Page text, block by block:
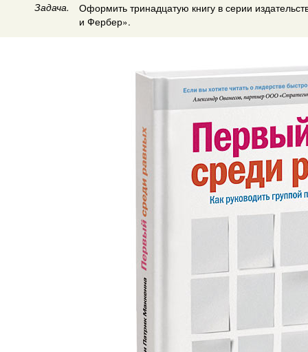
Задача.
Оформить тринадцатую книгу в серии
и Фербер».